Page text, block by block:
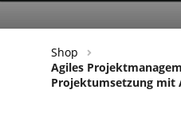
Shop
Agiles
Projektumsetzung mit